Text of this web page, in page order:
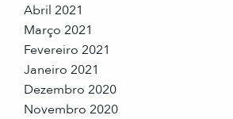
Abril 2021
Março 2021
Fevereiro 2021
Janeiro 2021
Dezembro 2020
Novembro 2020